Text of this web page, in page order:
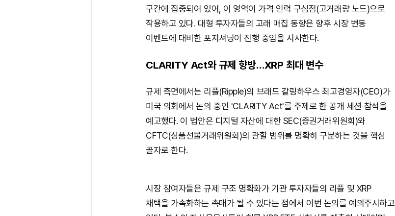
구간에 집중되어 있어, 이 영역이 가격 인력 구심점(고거래량 노드)으로
작용하고 있다. 대형 투자자들의 고래 매집 동향은 향후 시장 변동
이벤트에 대비한 포지셔닝이 진행 중임을 시사한다.
CLARITY Act와 규제 향방…XRP 최대 변수
규제 측면에서는 리플(Ripple)의 브래드 갈링하우스 최고경영자(CEO)가
미국 의회에서 논의 중인 'CLARITY Act'를 주제로 한 공개 세션 참석을
예고했다. 이 법안은 디지털 자산에 대한 SEC(증권거래위원회)와
CFTC(상품선물거래위원회)의 관할 범위를 명확히 구분하는 것을 핵심
골자로 한다.
시장 참여자들은 규제 구조 명확화가 기관 투자자들의 리플 및 XRP
채택을 가속화하는 촉매가 될 수 있다는 점에서 이번 논의를 예의주시하고